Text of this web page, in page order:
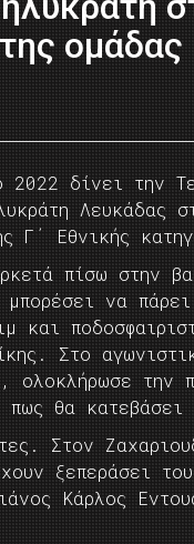
ομάδας
2022 δίνει την
Λευκάδας
Γ΄ Εθνικής
πίσω στην
να
και
Στο
ολοκλήρωσε την
πως θα κατεβάσει
Στον
ξεπεράσει
Κάρλος